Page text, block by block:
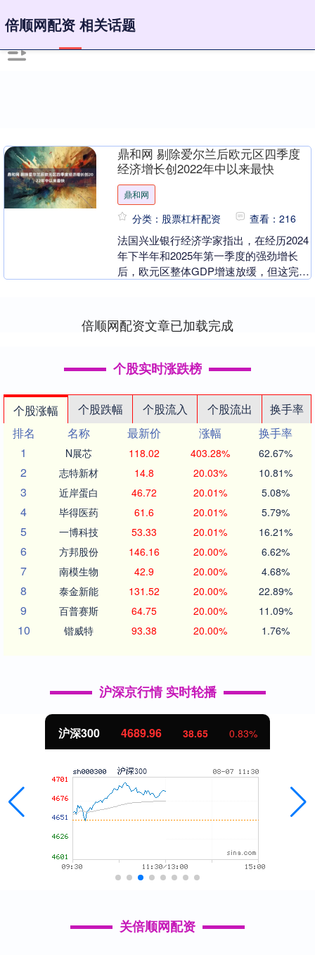
倍顺网配资 相关话题
鼎和网 剔除爱尔兰后欧元区四季度
经济增长创2022年中以来最快
鼎和网
分类：股票杠杆配资 查看：216
法国兴业银行经济学家指出，在经历2024
年下半年和2025年第一季度的强劲增长
后，欧元区整体GDP增速放缓，但这完全
倍顺网配资文章已加载完成
个股实时涨跌榜
个股涨幅 个股跌幅 个股流入 个股流出
换手率
排名
名称 最新价 涨幅
换手率
1
N展芯 118.02 403.28% 62.67%
2 志特新材 14.8 20.03% 10.81%
3 近岸蛋白 46.72 20.01% 5.08%
4 毕得医药 61.6 20.01% 5.79%
5 一博科技 53.33 20.01% 16.21%
6 方邦股份 146.16 20.00% 6.62%
7 南模生物 42.9 20.00% 4.68%
8 泰金新能 131.52 20.00% 22.89%
9 百普赛斯 64.75 20.00% 11.09%
10 锴威特 93.38 20.00% 1.76%
沪深京行情 实时轮播
沪深300 4689.96 38.65 0.83%
关倍顺网配资